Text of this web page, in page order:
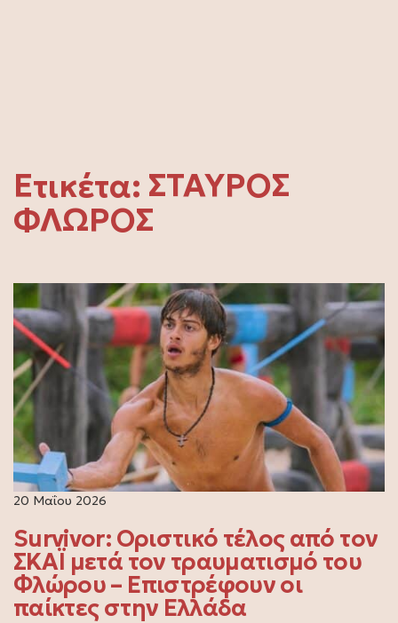
Ετικέτα: ΣΤΑΥΡΟΣ
ΦΛΩΡΟΣ
20 Μαΐου 2026
Survivor: Οριστικό τέλος από τον
ΣΚΑΪ μετά τον τραυματισμό του
Φλώρου – Επιστρέφουν οι
παίκτες στην Ελλάδα